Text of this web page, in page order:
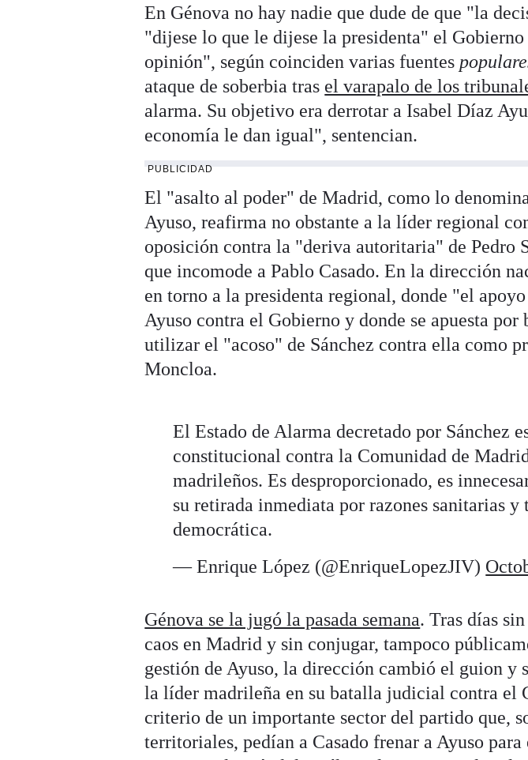
En Génova no hay nadie que dude de que "la
"dijese lo que le dijese la presidenta" el
opinión", según coinciden varias fuentes
ataque de soberbia tras el varapalo de los
alarma. Su objetivo era derrotar a Isabel Díaz
economía le dan igual", sentencian.
PUBLICIDAD
El "asalto al poder" de Madrid, como lo
Ayuso, reafirma no obstante a la líder regional
oposición contra la "deriva autoritaria" de Pedro
que incomode a Pablo Casado. En la dirección
en torno a la presidenta regional, donde "el
Ayuso contra el Gobierno y donde se apuesta
utilizar el "acoso" de Sánchez contra ella como
Moncloa.
El Estado de Alarma decretado por Sánchez
constitucional contra la Comunidad de
madrileños. Es desproporcionado, es
su retirada inmediata por razones sanitarias y
democrática.
— Enrique López (@EnriqueLopezJIV)
Génova se la jugó la pasada semana. Tras días
caos en Madrid y sin conjugar, tampoco
gestión de Ayuso, la dirección cambió el guion y
la líder madrileña en su batalla judicial contra el
criterio de un importante sector del partido que,
territoriales, pedían a Casado frenar a Ayuso